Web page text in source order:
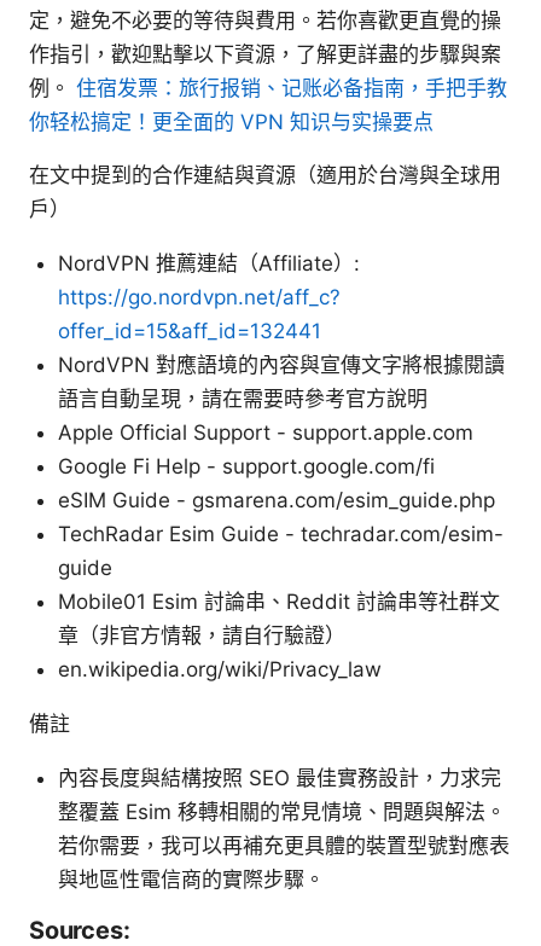
定，避免不必要的等待與費用。若你喜歡更直覺的操
作指引，歡迎點擊以下資源，了解更詳盡的步驟與案
例。 住宿发票：旅行报销、记账必备指南，手把手教
你轻松搞定！更全面的 VPN 知识与实操要点
在文中提到的合作連結與資源（適用於台灣與全球用
戶）
NordVPN 推薦連結（Affiliate）:
https://go.nordvpn.net/aff_c?
offer_id=15&aff_id=132441
NordVPN 對應語境的內容與宣傳文字將根據閱讀
語言自動呈現，請在需要時參考官方說明
Apple Official Support - support.apple.com
Google Fi Help - support.google.com/fi
eSIM Guide - gsmarena.com/esim_guide.php
TechRadar Esim Guide - techradar.com/esim-
guide
Mobile01 Esim 討論串、Reddit 討論串等社群文
章（非官方情報，請自行驗證）
en.wikipedia.org/wiki/Privacy_law
備註
內容長度與結構按照 SEO 最佳實務設計，力求完
整覆蓋 Esim 移轉相關的常見情境、問題與解法。
若你需要，我可以再補充更具體的裝置型號對應表
與地區性電信商的實際步驟。
Sources: